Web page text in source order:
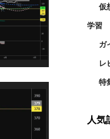
仮
学習
ガ
レ
特
人気